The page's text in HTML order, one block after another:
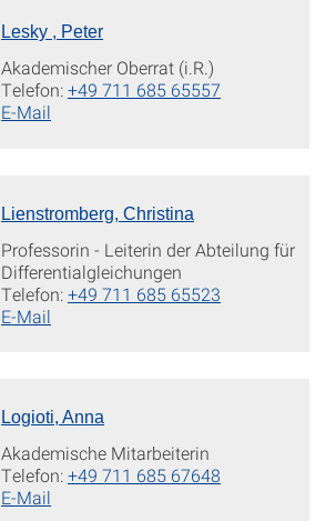
Lesky , Peter
Akademischer Oberrat (i.R.)
Telefon:+49 711 685 65557
E-Mail
Lienstromberg, Christina
Professorin - Leiterin der Abteilung für
Differentialgleichungen
Telefon:+49 711 685 65523
E-Mail
Logioti, Anna
Akademische Mitarbeiterin
Telefon:+49 711 685 67648
E-Mail